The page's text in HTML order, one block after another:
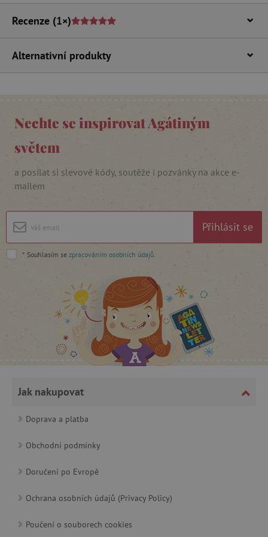
Recenze (1×)
Alternativní produkty
Nechte se inspirovat Agátiným
světem
a posílat si slevové kódy, soutěže i pozvánky na akce e-
mailem
Přihlásit se
* Souhlasím se zpracováním osobních údajů.
Jak nakupovat
Doprava a platba
Obchodní podmínky
Doručení po Evropě
Ochrana osobních údajů (Privacy Policy)
Poučení o souborech cookies
cjConsent
CookieScriptConsent
CookieScript
www.agatinsvet.cz
PHPSESSID
Google Privacy Policy